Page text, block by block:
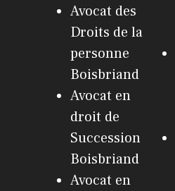
Avocat des
Droits de la
personne
Boisbriand
Avocat en
droit de
Succession
Boisbriand
Avocat en